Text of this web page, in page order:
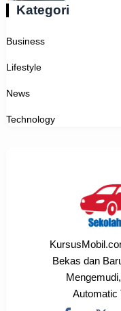
Kategori
Business
Lifestyle
News
Technology
Bekas dan
Automatic